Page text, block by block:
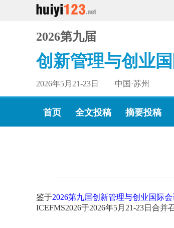
2026第九届
创新管理与创业
2026年5月21-23日 中国·苏州
首页 全文投稿 摘要投稿
鉴于2026第九届创新管理与创业国际
ICEFMS2026于2026年5月21-23日合并